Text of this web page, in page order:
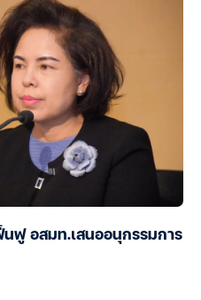
ฟู อสมท.เสนออนุกรรมการ